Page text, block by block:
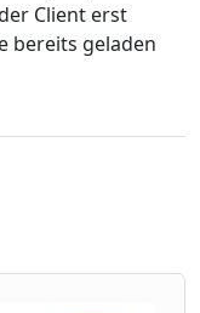
Client erst
bereits geladen